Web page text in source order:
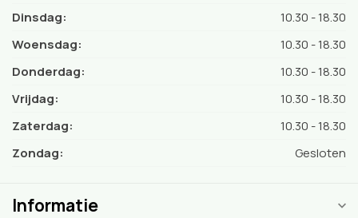
Dinsdag:
10.30 - 18.30
Woensdag:
10.30 - 18.30
Donderdag:
10.30 - 18.30
Vrijdag:
10.30 - 18.30
Zaterdag:
10.30 - 18.30
Zondag:
Gesloten
Informatie